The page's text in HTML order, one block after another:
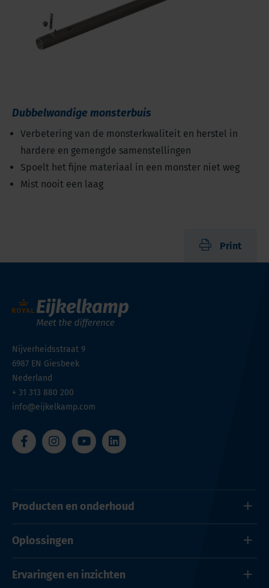
Dubbelwandige monsterbuis
Verbetering van de monsterkwaliteit en herstel in
hardere en gemengde samenstellingen
Spoelt het fijne materiaal in een monster niet weg
Mist nooit een laag
Print
Nijverheidsstraat 9
6987 EN Giesbeek
Nederland
+ 31 313 880 200
info@eijkelkamp.com
Producten en onderhoud
Oplossingen
Ervaringen en inzichten